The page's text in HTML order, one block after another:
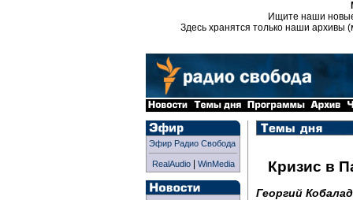
Ищите наши
Здесь хранятся только наши архивы
Эфир Радио Свобода
RealAudio| WinMedia Кризис в
Георгий